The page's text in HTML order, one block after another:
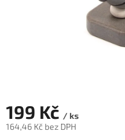
199 Kč / ks
164,46 Kč bez DPH